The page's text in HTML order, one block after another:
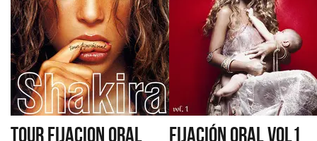
TOUR FIJACION ORAL
FIJACIÓN ORAL VOL1